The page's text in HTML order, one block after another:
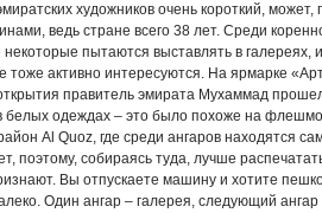
художников очень короткий, может,
ведь стране всего 38 лет. Среди
пытаются выставлять в галереях,
активно интересуются. На ярмарке
правитель эмирата Мухаммад
белых одеждах – это было похоже на
Al Quoz, где среди ангаров находятся
поэтому, собираясь туда, лучше
Вы отпускаете машину и хотите
Один ангар – галерея, следующий ангар